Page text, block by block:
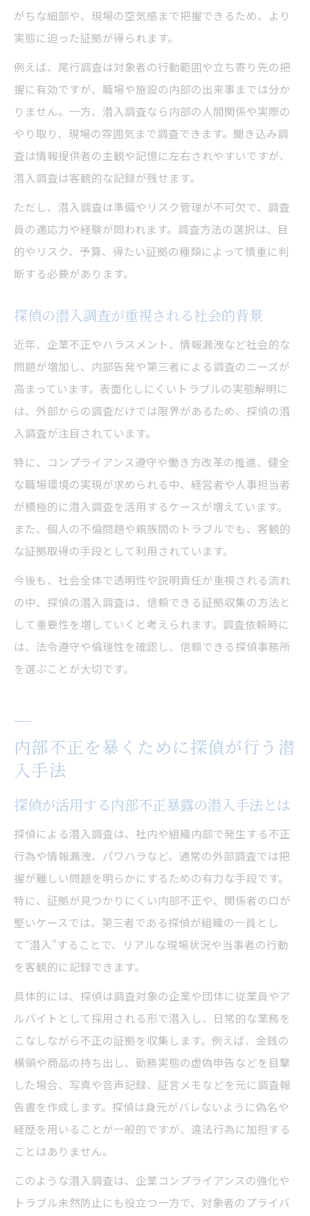
がちな細部や、現場の空気感まで把握できるため、より
実態に迫った証拠が得られます。
例えば、尾行調査は対象者の行動範囲や立ち寄り先の把
握に有効ですが、職場や施設の内部の出来事までは分か
りません。一方、潜入調査なら内部の人間関係や実際の
やり取り、現場の雰囲気まで調査できます。聞き込み調
査は情報提供者の主観や記憶に左右されやすいですが、
潜入調査は客観的な記録が残せます。
ただし、潜入調査は準備やリスク管理が不可欠で、調査
員の適応力や経験が問われます。調査方法の選択は、目
的やリスク、予算、得たい証拠の種類によって慎重に判
断する必要があります。
探偵の潜入調査が重視される社会的背景
近年、企業不正やハラスメント、情報漏洩など社会的な
問題が増加し、内部告発や第三者による調査のニーズが
高まっています。表面化しにくいトラブルの実態解明に
は、外部からの調査だけでは限界があるため、探偵の潜
入調査が注目されています。
特に、コンプライアンス遵守や働き方改革の推進、健全
な職場環境の実現が求められる中、経営者や人事担当者
が積極的に潜入調査を活用するケースが増えています。
また、個人の不倫問題や親族間のトラブルでも、客観的
な証拠取得の手段として利用されています。
今後も、社会全体で透明性や説明責任が重視される流れ
の中、探偵の潜入調査は、信頼できる証拠収集の方法と
して重要性を増していくと考えられます。調査依頼時に
は、法令遵守や倫理性を確認し、信頼できる探偵事務所
を選ぶことが大切です。
内部不正を暴くために探偵が行う潜
入手法
探偵が活用する内部不正暴露の潜入手法とは
探偵による潜入調査は、社内や組織内部で発生する不正
行為や情報漏洩、パワハラなど、通常の外部調査では把
握が難しい問題を明らかにするための有力な手段です。
特に、証拠が見つかりにくい内部不正や、関係者の口が
堅いケースでは、第三者である探偵が組織の一員とし
て“潜入”することで、リアルな現場状況や当事者の行動
を客観的に記録できます。
具体的には、探偵は調査対象の企業や団体に従業員やア
ルバイトとして採用される形で潜入し、日常的な業務を
こなしながら不正の証拠を収集します。例えば、金銭の
横領や商品の持ち出し、勤務実態の虚偽申告などを目撃
した場合、写真や音声記録、証言メモなどを元に調査報
告書を作成します。探偵は身元がバレないように偽名や
経歴を用いることが一般的ですが、違法行為に加担する
ことはありません。
このような潜入調査は、企業コンプライアンスの強化や
トラブル未然防止にも役立つ一方で、対象者のプライバ